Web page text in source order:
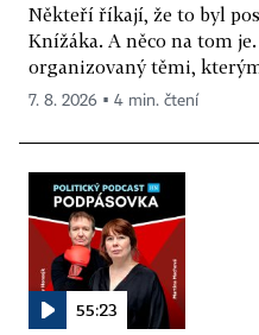
Někteří říkají, že to byl
Knížáka. A něco na tom
organizovaný těmi,
7. 8. 2026 ▪ 4 min. čtení
55:23